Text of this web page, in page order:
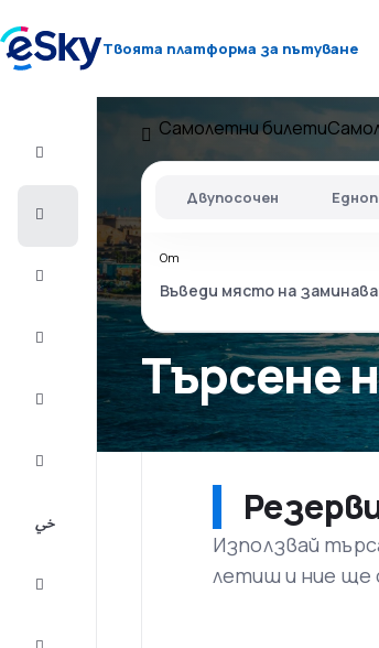
Твоята платформа за пътуване
Самолетни
билети
Почивки
Самолетни билети
Търсене
Двупосочен
От
Използвай
летиш и ние ще